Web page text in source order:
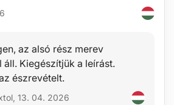
belső terét a kiömlő folyadékoktól
az alsó rész merev
Kiegészítjük a leírást.
észrevételt.
13. 04. 2026